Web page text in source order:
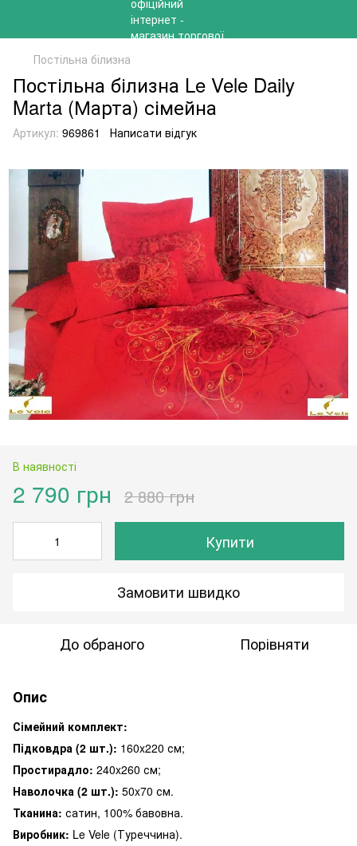
Постільна білизна
Постільна білизна Le Vele Daily
Marta (Марта) сімейна
Артикул: 969861 Написати відгук
В наявності
2 790 грн 2 880 грн
Купити
Замовити швидко
До обраного Порівняти
Опис
Сімейний комплект:
Підковдра (2 шт.): 160x220 см;
Простирадло: 240x260 см;
Наволочка (2 шт.): 50x70 см.
Тканина: сатин, 100% бавовна.
Виробник: Le Vele (Туреччина).